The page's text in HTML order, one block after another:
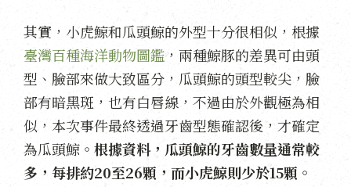
其實，小虎鯨和瓜頭鯨的外型十分很相似，根據
臺灣百種海洋動物圖鑑 ，兩種鯨豚的差異可由頭
型、臉部來做大致區分，瓜頭鯨的頭型較尖，臉
部有暗黑斑，也有白唇線，不過由於外觀極為相
似，本次事件最終透過牙齒型態確認後，才確定
為瓜頭鯨。 根據資料，瓜頭鯨的牙齒數量通常較
多，每排約20至26顆，而小虎鯨則少於15顆。